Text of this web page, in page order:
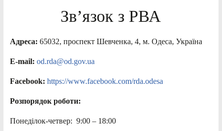
Зв’язок з РВА
Адреса: 65032, проспект Шевченка, 4, м. Одеса, Україна
E-mail: od.rda@od.gov.ua
Facebook: https://www.facebook.com/rda.odesa
Розпорядок роботи:
Понеділок-четвер: 9:00 – 18:00